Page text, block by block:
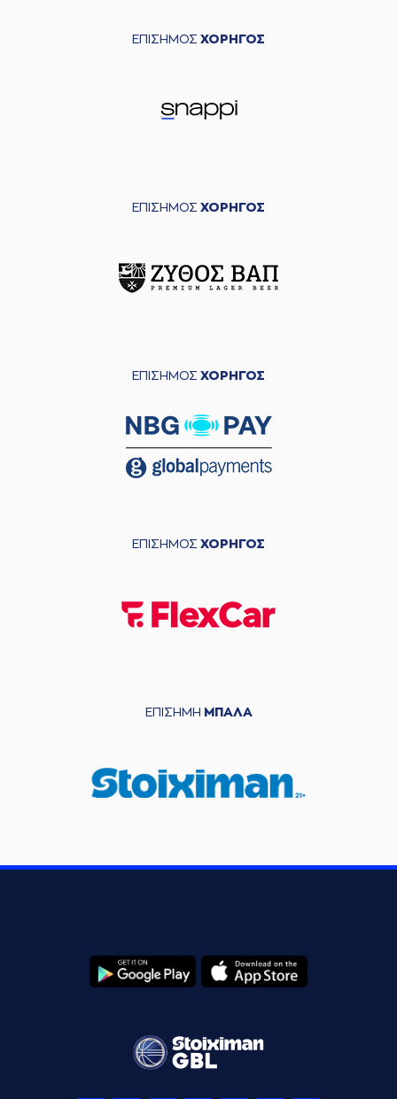
ΕΠΙΣΗΜΟΣ ΧΟΡΗΓΟΣ
ΕΠΙΣΗΜΟΣ ΧΟΡΗΓΟΣ
ΕΠΙΣΗΜΟΣ ΧΟΡΗΓΟΣ
ΕΠΙΣΗΜΟΣ ΧΟΡΗΓΟΣ
ΕΠΙΣΗΜΗ ΜΠΑΛΑ